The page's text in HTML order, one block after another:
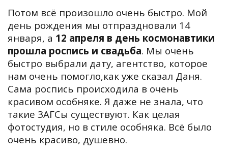
Потом всё произошло очень быстро. Мой
день рождения мы отпраздновали 14
января, а 12 апреля в день космонавтики
прошла роспись и свадьба. Мы очень
быстро выбрали дату, агентство, которое
нам очень помогло,как уже сказал Даня.
Сама роспись происходила в очень
красивом особняке. Я даже не знала, что
такие ЗАГСы существуют. Как целая
фотостудия, но в стиле особняка. Всё было
очень красиво, душевно.